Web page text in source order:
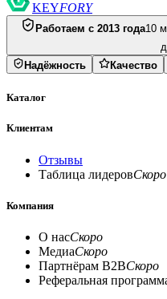
KEYFORY
Работаем с 2013 года10
Надёжность
Качество
Каталог
Клиентам
Отзывы
Таблица лидеровСкоро
Компания
О насСкоро
МедиаСкоро
Партнёрам B2BСкоро
Реферальная